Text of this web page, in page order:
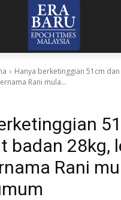
Hanya berketinggian 51cm
Rani mula...
badan 28kg,
Rani